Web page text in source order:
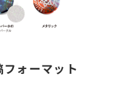
ォーマット